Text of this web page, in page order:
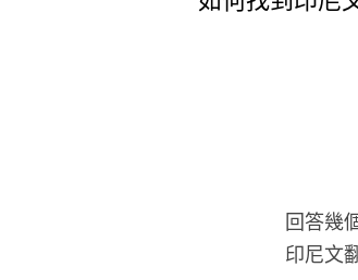
回答幾
印尼文